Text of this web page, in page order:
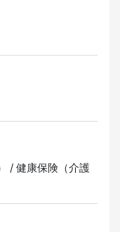
/ 健康保険（介護